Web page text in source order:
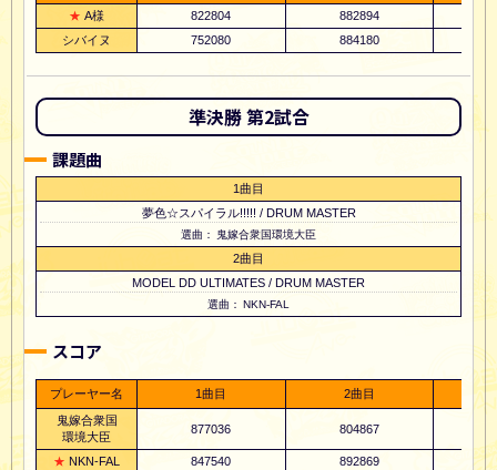
A様
822804 882894
シバイヌ
752080 884180
準決勝 第2試合
課題曲
1曲目
夢色☆スパイラル!!!!! / DRUM MASTER
鬼嫁合衆国環境大臣
2曲目
MODEL DD ULTIMATES / DRUM MASTER
NKN-FAL
スコア
プレーヤー名 1曲目 2曲目
鬼嫁合衆国
環境大臣
877036 804867
NKN-FAL 847540 892869